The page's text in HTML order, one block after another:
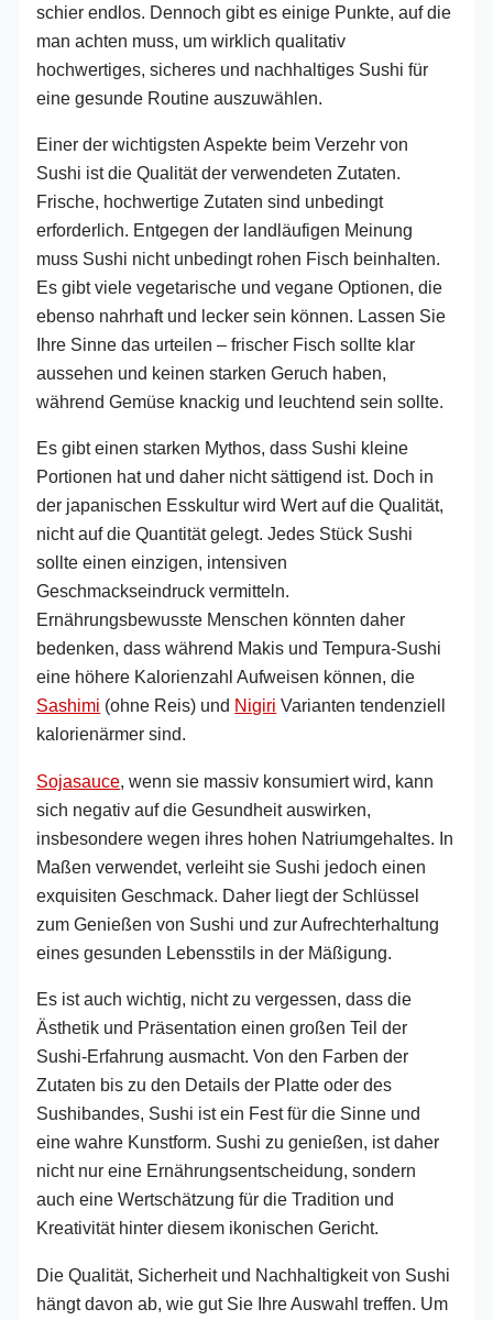
schier endlos. Dennoch gibt es einige Punkte, auf die
man achten muss, um wirklich qualitativ
hochwertiges, sicheres und nachhaltiges Sushi für
eine gesunde Routine auszuwählen.
Einer der wichtigsten Aspekte beim Verzehr von
Sushi ist die Qualität der verwendeten Zutaten.
Frische, hochwertige Zutaten sind unbedingt
erforderlich. Entgegen der landläufigen Meinung
muss Sushi nicht unbedingt rohen Fisch beinhalten.
Es gibt viele vegetarische und vegane Optionen, die
ebenso nahrhaft und lecker sein können. Lassen Sie
Ihre Sinne das urteilen – frischer Fisch sollte klar
aussehen und keinen starken Geruch haben,
während Gemüse knackig und leuchtend sein sollte.
Es gibt einen starken Mythos, dass Sushi kleine
Portionen hat und daher nicht sättigend ist. Doch in
der japanischen Esskultur wird Wert auf die Qualität,
nicht auf die Quantität gelegt. Jedes Stück Sushi
sollte einen einzigen, intensiven
Geschmackseindruck vermitteln.
Ernährungsbewusste Menschen könnten daher
bedenken, dass während Makis und Tempura-Sushi
eine höhere Kalorienzahl Aufweisen können, die
Sashimi (ohne Reis) und Nigiri Varianten tendenziell
kalorienärmer sind.
Sojasauce, wenn sie massiv konsumiert wird, kann
sich negativ auf die Gesundheit auswirken,
insbesondere wegen ihres hohen Natriumgehaltes. In
Maßen verwendet, verleiht sie Sushi jedoch einen
exquisiten Geschmack. Daher liegt der Schlüssel
zum Genießen von Sushi und zur Aufrechterhaltung
eines gesunden Lebensstils in der Mäßigung.
Es ist auch wichtig, nicht zu vergessen, dass die
Ästhetik und Präsentation einen großen Teil der
Sushi-Erfahrung ausmacht. Von den Farben der
Zutaten bis zu den Details der Platte oder des
Sushibandes, Sushi ist ein Fest für die Sinne und
eine wahre Kunstform. Sushi zu genießen, ist daher
nicht nur eine Ernährungsentscheidung, sondern
auch eine Wertschätzung für die Tradition und
Kreativität hinter diesem ikonischen Gericht.
Die Qualität, Sicherheit und Nachhaltigkeit von Sushi
hängt davon ab, wie gut Sie Ihre Auswahl treffen. Um